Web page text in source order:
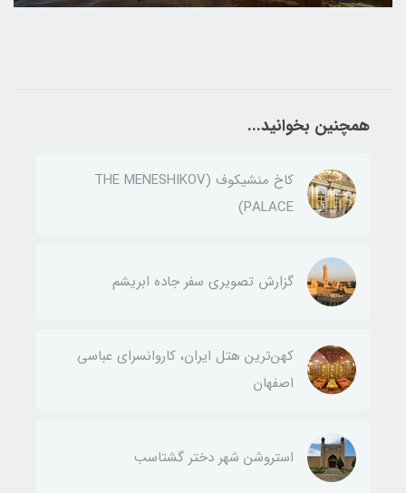
همچنین بخوانید...
کاخ منشیکوف (THE MENESHIKOV
PALACE)
گزارش تصویری سفر جاده ابریشم
کهن‌ترین هتل ایران، کاروانسرای عباسی
اصفهان
استروشن شهر دختر گشتاسب